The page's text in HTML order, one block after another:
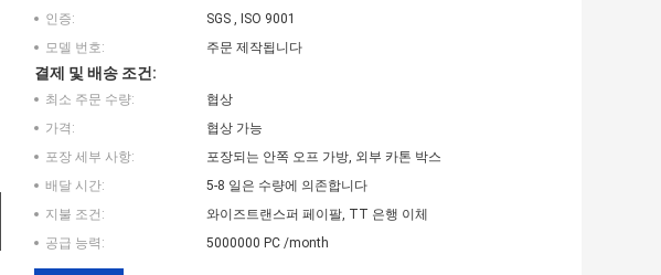
인증:
SGS , ISO 9001
모델 번호:
주문 제작됩니다
결제 및 배송 조건:
최소 주문 수량:
협상
가격:
협상 가능
포장 세부 사항:
포장되는 안쪽 오프 가방, 외부 카톤 박스
배달 시간:
5-8 일은 수량에 의존합니다
지불 조건:
와이즈트랜스퍼 페이팔, TT 은행 이체
공급 능력:
5000000 PC /month